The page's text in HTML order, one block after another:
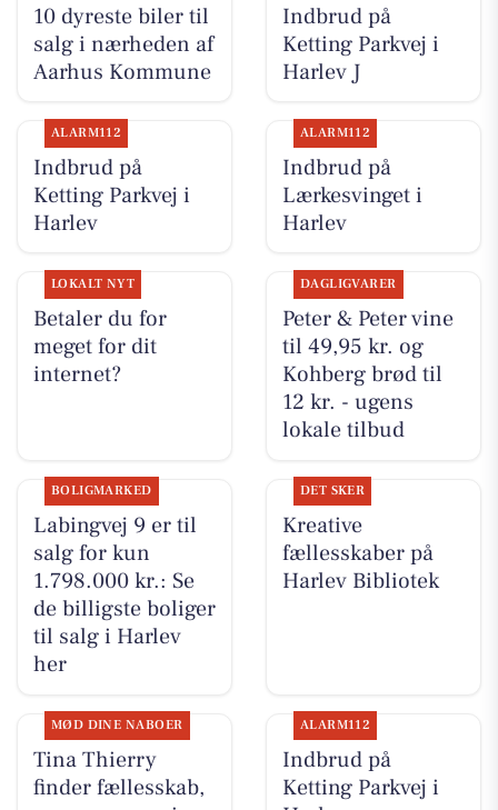
10 dyreste biler til
salg i nærheden af
Aarhus Kommune
Indbrud på
Ketting Parkvej i
Harlev J
ALARM112
Indbrud på
Ketting Parkvej i
Harlev
ALARM112
Indbrud på
Lærkesvinget i
Harlev
LOKALT NYT
Betaler du for
meget for dit
internet?
DAGLIGVARER
Peter & Peter vine
til 49,95 kr. og
Kohberg brød til
12 kr. - ugens
lokale tilbud
BOLIGMARKED
Labingvej 9 er til
salg for kun
1.798.000 kr.: Se
de billigste boliger
til salg i Harlev
her
DET SKER
Kreative
fællesskaber på
Harlev Bibliotek
MØD DINE NABOER
Tina Thierry
finder fællesskab,
ALARM112
Indbrud på
Ketting Parkvej i